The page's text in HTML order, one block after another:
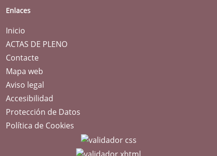
Enlaces
Inicio
ACTAS DE PLENO
Contacte
Mapa web
Aviso legal
Accesibilidad
Protección de Datos
Política de Cookies